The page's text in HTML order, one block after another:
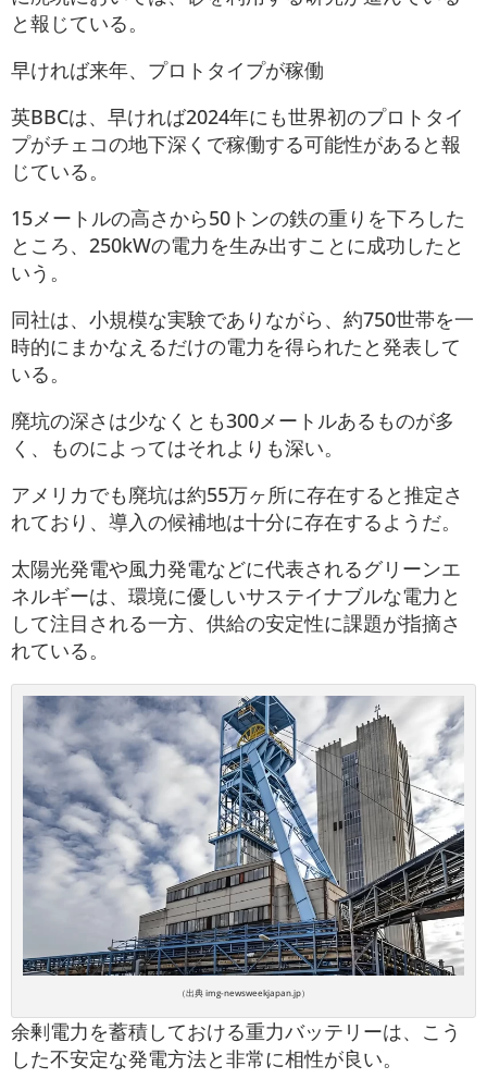
と報じている。
早ければ来年、プロトタイプが稼働
英BBCは、早ければ2024年にも世界初のプロトタイ
プがチェコの地下深くで稼働する可能性があると報
じている。
15メートルの高さから50トンの鉄の重りを下ろした
ところ、250kWの電力を生み出すことに成功したと
いう。
同社は、小規模な実験でありながら、約750世帯を一
時的にまかなえるだけの電力を得られたと発表して
いる。
廃坑の深さは少なくとも300メートルあるものが多
く、ものによってはそれよりも深い。
アメリカでも廃坑は約55万ヶ所に存在すると推定さ
れており、導入の候補地は十分に存在するようだ。
太陽光発電や風力発電などに代表されるグリーンエ
ネルギーは、環境に優しいサステイナブルな電力と
して注目される一方、供給の安定性に課題が指摘さ
れている。
（出典 img-newsweekjapan.jp）
余剰電力を蓄積しておける重力バッテリーは、こう
した不安定な発電方法と非常に相性が良い。